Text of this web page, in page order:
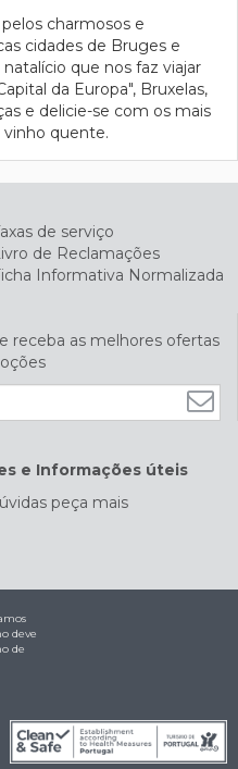
charmosos e
cidades de Bruges e
que nos faz viajar
da Europa", Bruxelas,
e delicie-se com os mais
vinho quente.
de serviço
de Reclamações
Informativa Normalizada
receba as melhores ofertas
e Informações úteis
peça mais
deve
de